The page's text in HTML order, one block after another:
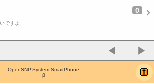
0
ですよ
◀ ▶
OpenSNP System SmartPhone
β